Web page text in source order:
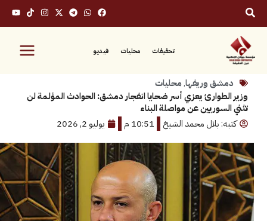
محليات فيديو
وريفها,محليات
يعزي أسر ضحايا انفجار دمشق: الحوادث المؤلمة لن
عن مواصلة البناء
بلال محمد الشيخ
10:51 م يوليو 2, 2026